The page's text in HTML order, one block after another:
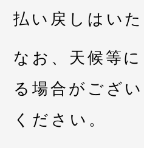
払い戻しはいた
なお、天候等
る場合がござ
ください。